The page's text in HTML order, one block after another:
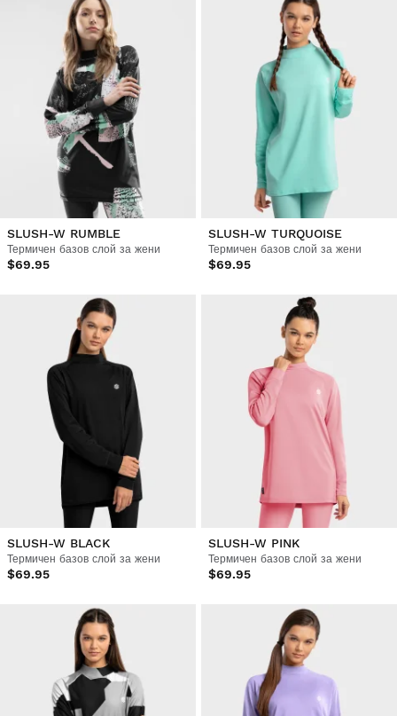
SLUSH-W RUMBLE
Термичен базов слой за жени
$69.95
SLUSH-W TURQUOISE
Термичен базов слой за жени
$69.95
SLUSH-W BLACK
Термичен базов слой за жени
$69.95
SLUSH-W PINK
Термичен базов слой за жени
$69.95